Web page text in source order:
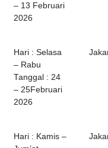
– 13 Februari
2026
Hari : Selasa
– Rabu
Tanggal : 24
– 25Februari
2026
Hari : Kamis –